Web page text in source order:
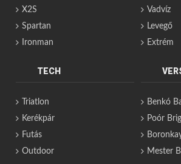
X2S
Spartan
Ironman
Vadvíz
Levegő
Extrém
TECH
Triatlon
Kerékpár
Futás
Outdoor
Benkó
Poór
Mester